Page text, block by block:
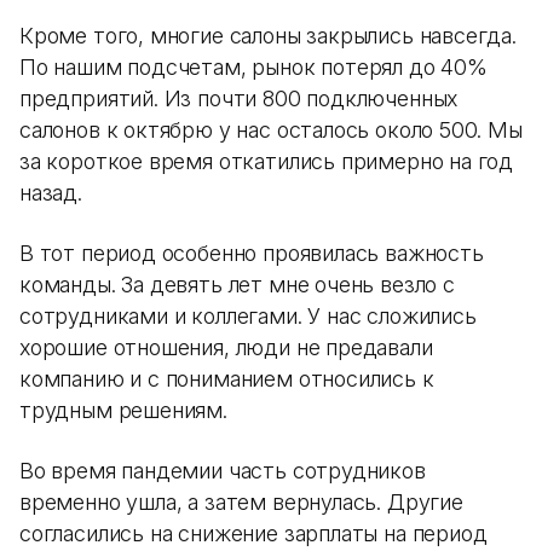
Кроме того, многие салоны закрылись навсегда.
По нашим подсчетам, рынок потерял до 40%
предприятий. Из почти 800 подключенных
салонов к октябрю у нас осталось около 500. Мы
за короткое время откатились примерно на год
назад.
В тот период особенно проявилась важность
команды. За девять лет мне очень везло с
сотрудниками и коллегами. У нас сложились
хорошие отношения, люди не предавали
компанию и с пониманием относились к
трудным решениям.
Во время пандемии часть сотрудников
временно ушла, а затем вернулась. Другие
согласились на снижение зарплаты на период